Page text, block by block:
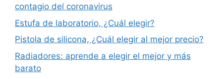
contagio del coronavirus
Estufa de laboratorio, ¿Cuál elegir?
Pistola de silicona, ¿Cuál elegir al mejor precio?
Radiadores: aprende a elegir el mejor y más
barato